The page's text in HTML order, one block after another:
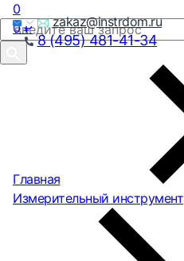
zakaz@instrdom.ru
8 (495) 481-41-34
0
0₽
Главная
Измерительный инструмент